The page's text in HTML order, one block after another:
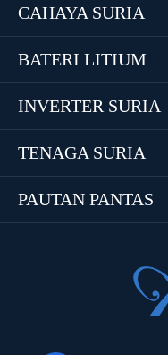
CAHAYA SURIA
BATERI LITIUM
INVERTER SURIA
TENAGA SURIA
PAUTAN PANTAS